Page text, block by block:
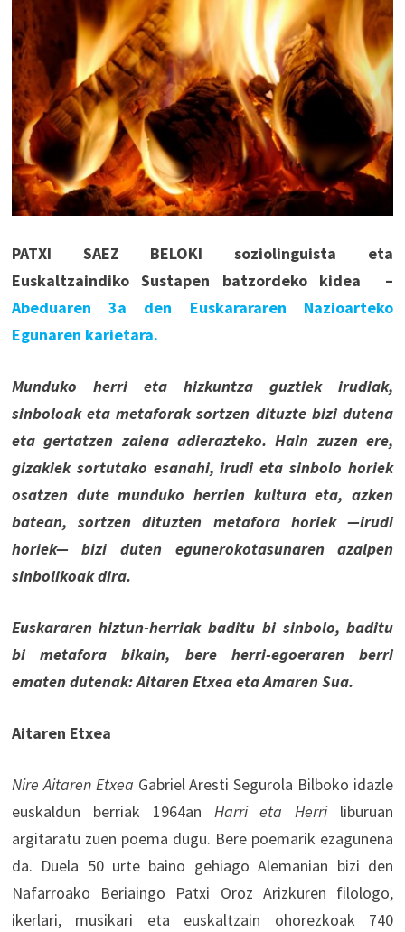
PATXI SAEZ BELOKI soziolinguista eta
Euskaltzaindiko Sustapen batzordeko kidea –
Abeduaren 3a den Euskarararen Nazioarteko
Egunaren karietara.
Munduko herri eta hizkuntza guztiek irudiak,
sinboloak eta metaforak sortzen dituzte bizi dutena
eta gertatzen zaiena adierazteko. Hain zuzen ere,
gizakiek sortutako esanahi, irudi eta sinbolo horiek
osatzen dute munduko herrien kultura eta, azken
batean, sortzen dituzten metafora horiek —irudi
horiek— bizi duten egunerokotasunaren azalpen
sinbolikoak dira.
Euskararen hiztun-herriak baditu bi sinbolo, baditu
bi metafora bikain, bere herri-egoeraren berri
ematen dutenak: Aitaren Etxea eta Amaren Sua.
Aitaren Etxea
Nire Aitaren Etxea Gabriel Aresti Segurola Bilboko idazle
euskaldun berriak 1964an Harri eta Herriliburuan
argitaratu zuen poema dugu. Bere poemarik ezagunena
da. Duela 50 urte baino gehiago Alemanian bizi den
Nafarroako Beriaingo Patxi Oroz Arizkuren filologo,
ikerlari, musikari eta euskaltzain ohorezkoak 740